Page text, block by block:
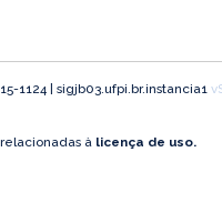
1124 | sigjb03.ufpi.br.instancia1
à licença de uso.